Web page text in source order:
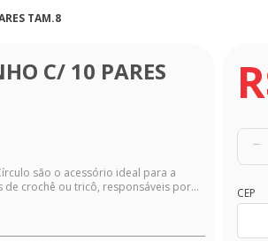
TAM.8
C/ 10 PARES
são o acessório ideal para a
de crochê ou tricô, responsáveis por...
－
CEP